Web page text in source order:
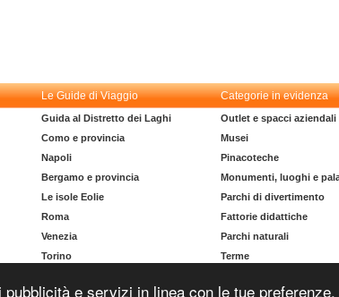
e servizi in linea con le tue
Le Guide di Viaggio Categorie in evidenza
Guida al Distretto dei Laghi
Como e provincia
Napoli
Bergamo e provincia
Le isole Eolie
Roma
Venezia
Torino
Outlet e spacci aziendali
Musei
Pinacoteche
Monumenti, luoghi e
Parchi di divertimento
Fattorie didattiche
Parchi naturali
Terme